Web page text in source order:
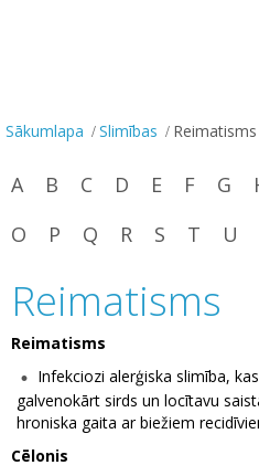
Sākumlapa Slimības Reimatisms
A B C D E F G
O
P Q R S T U
Reimatisms
Reimatisms
Infekciozi alerģiska slimība,
galvenokārt sirds un locītavu
hroniska gaita ar biežiem
Cēlonis